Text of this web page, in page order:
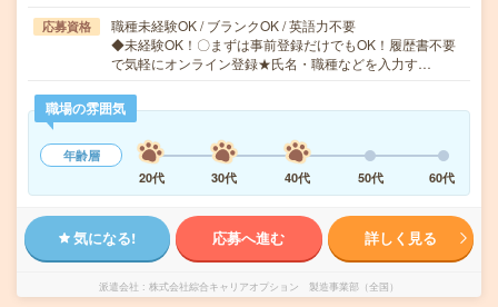
応募資格
職種未経験OK / ブランクOK / 英語力不要
◆未経験OK！〇まずは事前登録だけでもOK！履歴書不要
で気軽にオンライン登録★氏名・職種などを入力す…
職場の雰囲気
年齢層
20代
30代 40代 50代 60代
気になる! 応募へ進む 詳しく見る
派遣会社 株式会社綜合キャリアオプション 製造事業部（全国）